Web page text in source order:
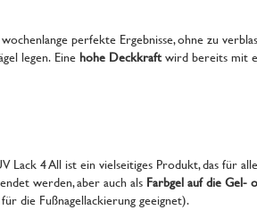
perfekte Ergebnisse, ohne zu
legen. Einehohe Deckkraftwird bereits mit
4 All ist ein vielseitiges Produkt, das für
werden, aber auch als Farbgel auf die Gel-
die Fußnagellackierung geeignet).